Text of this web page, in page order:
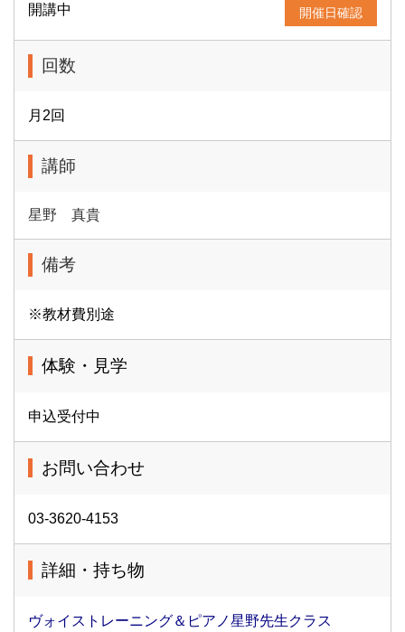
開講中 開催日確認
回数
月2回
講師
星野 真貴
備考
※教材費別途
体験・見学
申込受付中
お問い合わせ
03-3620-4153
詳細・持ち物
ヴォイストレーニング＆ピアノ星野先生クラス